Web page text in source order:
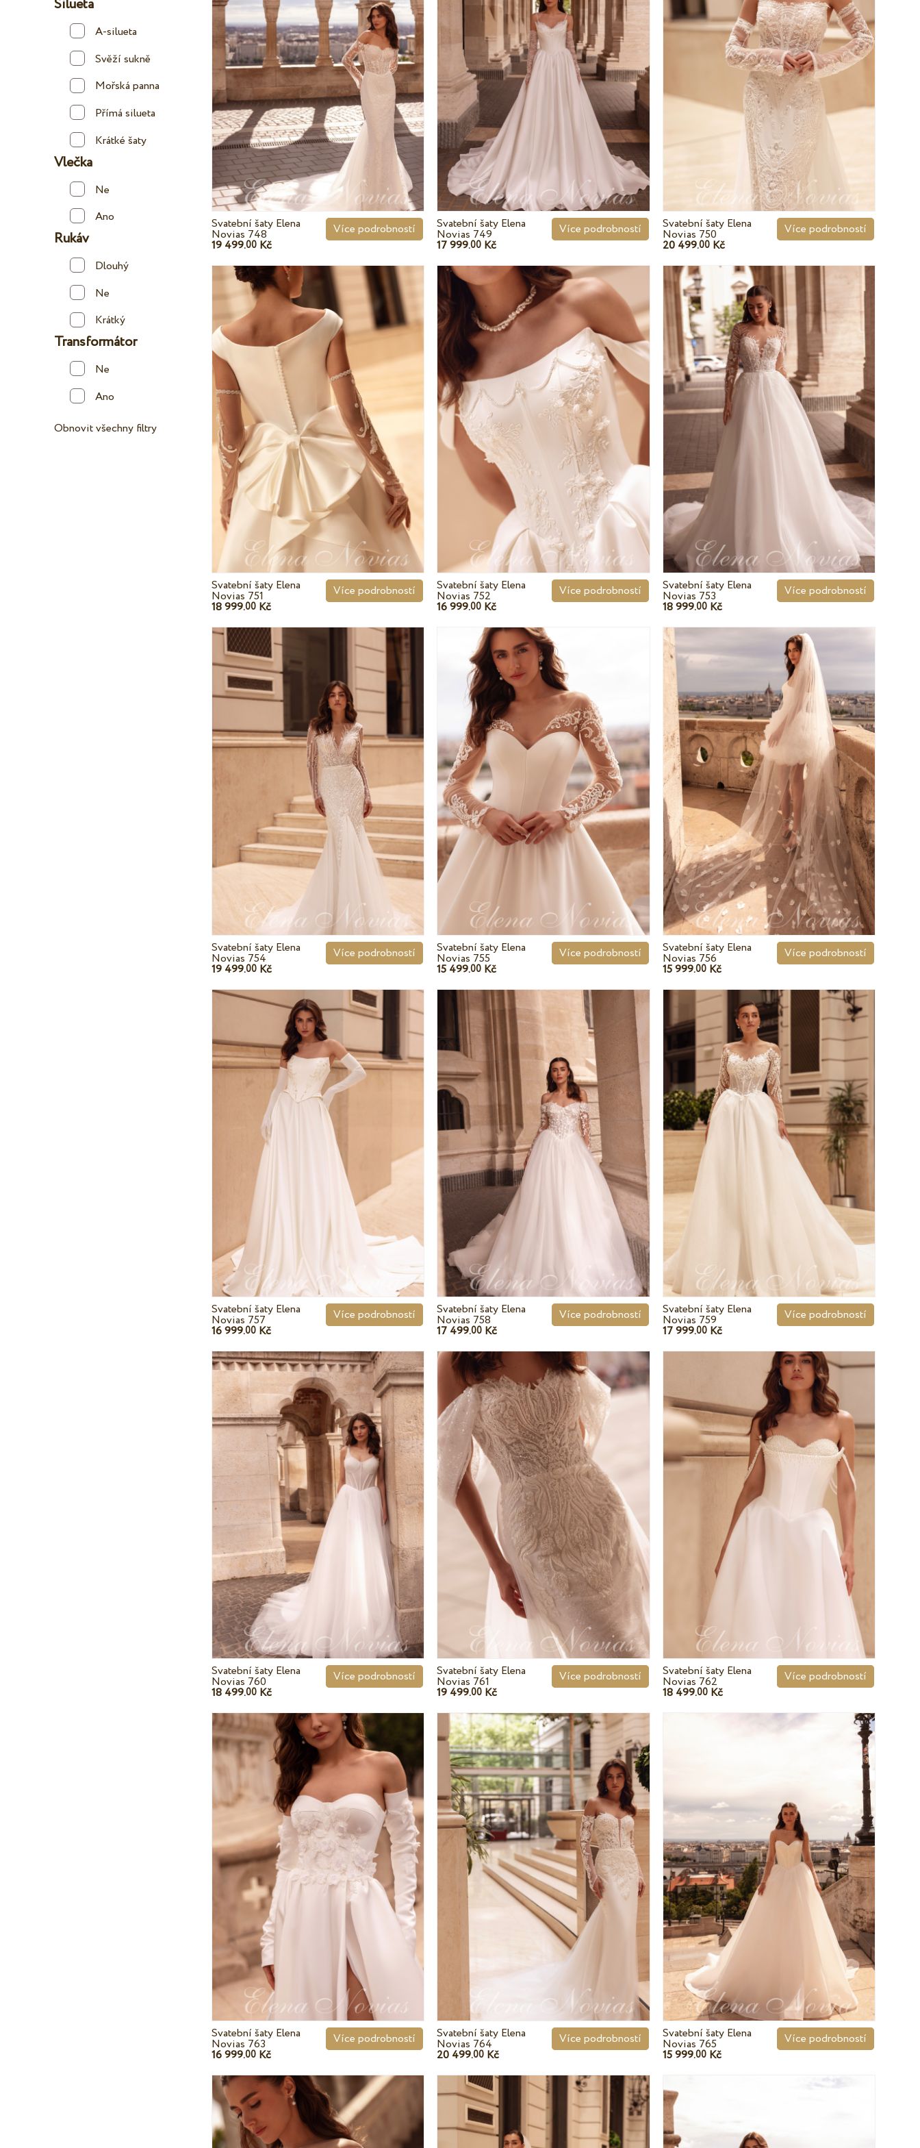
Silueta
A-silueta
Svěží sukně
Mořská panna
Přímá silueta
Krátké šaty
Vlečka
Ne
Ano
Rukáv
Dlouhý
Ne
Krátký
Transformátor
Ne
Ano
Obnovit všechny filtry
Svatební šaty Elena
Novias 748
19 499.00 Kč
Více podrobností Svatební šaty Elena
Novias 749
17 999.00 Kč
Více podrobností Svatební šaty Elena
Novias 750
20 499.00Kč
Více podrobností
Svatební šaty Elena
Novias 751
18 999.00 Kč
Více podrobností Svatební šaty Elena
Novias 752
16 999.00 Kč
Více podrobností Svatební šaty Elena
Novias 753
18 999.00Kč
Více podrobností
Svatební šaty Elena
Novias 754
19 499.00 Kč
Více podrobností Svatební šaty Elena
Novias 755
15 499.00 Kč
Více podrobností Svatební šaty Elena
Novias 756
15 999.00Kč
Více podrobností
Svatební šaty Elena
Novias 757
16 999.00 Kč
Více podrobností Svatební šaty Elena
Novias 758
17 499.00 Kč
Více podrobností Svatební šaty Elena
Novias 759
17 999.00Kč
Více podrobností
Svatební šaty Elena
Novias 760
18 499.00 Kč
Více podrobností Svatební šaty Elena
Novias 761
19 499.00 Kč
Více podrobností Svatební šaty Elena
Novias 762
18 499.00Kč
Více podrobností
Svatební šaty Elena
Novias 763
16 999.00 Kč
Více podrobností Svatební šaty Elena
Novias 764
20 499.00 Kč
Více podrobností Svatební šaty Elena
Novias 765
15 999.00Kč
Více podrobností